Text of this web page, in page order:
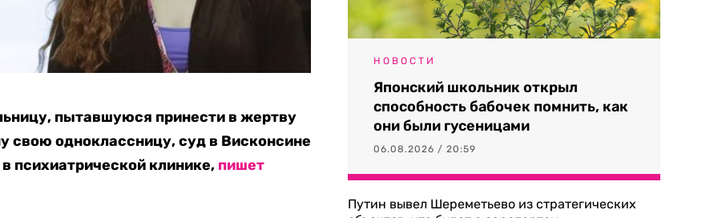
пытавшуюся принести в жертву
свою одноклассницу, суд в Висконсине
психиатрической клинике, пишет
НОВОСТИ
Японский школьник открыл
способность бабочек помнить, как
они были гусеницами
06.08.2026 / 20:59
Путин вывел Шереметьево из стратегических